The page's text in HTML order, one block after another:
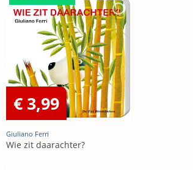
€ 3,99
Giuliano Ferri
Wie zit daarachter?